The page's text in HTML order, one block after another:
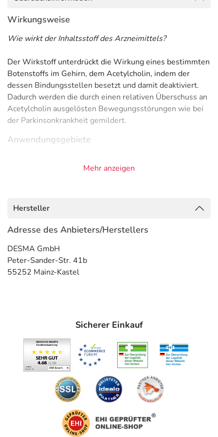
Wirkungsweise
Wie wirkt der Inhaltsstoff des Arzneimittels?
Der Wirkstoff unterdrückt die Wirkung eines bestimmten
Botenstoffs im Gehirn, dem Acetylcholin, indem der
dessen Bindungsstellen besetzt und damit deaktiviert.
Dadurch werden die durch einen relativen Überschuss an
Acetylcholin ausgelösten Bewegungsstörungen wie bei
der Parkinsonkrankheit gemildert.
Anwendungsgebiete
- Parkinsonkrankheit (Schüttellähmung)
Immer:
- Überempfindlichkeit gegen die Inhaltsstoffe
- Verengung im Verdauungstrakt
- Hirnschäden
- Neigung zu Krampfanfällen
- Myasthenia gravis (Erkrankung des Nervensystems mit
Muskelerschlaffung)
- Prostatavergrößerung mit Restharnbildung
- Grüner Star (Engwinkelglaukom), unbehandelt
Welche Altersgruppe ist zu beachten?
Mehr anzeigen
Hersteller
Adresse des Anbieters/Herstellers
DESMA GmbH
Peter-Sander-Str. 41b
55252 Mainz-Kastel
Sicherer Einkauf